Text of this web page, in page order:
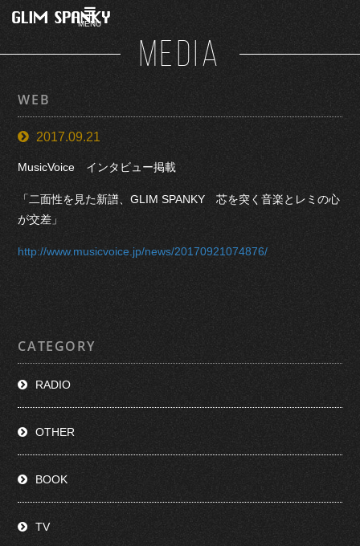
MENU
MEDIA
WEB
2017.09.21
MusicVoice インタビュー掲載
「二面性を見た新譜、GLIM SPANKY 芯を突く音楽とレミの心
が交差」
http://www.musicvoice.jp/news/20170921074876/
CATEGORY
RADIO
OTHER
BOOK
TV